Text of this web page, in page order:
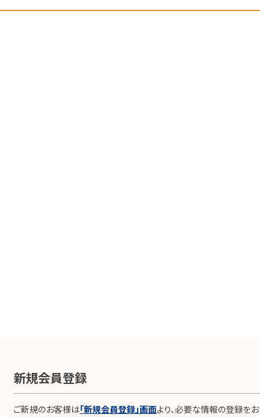
新規会員登録
ご新規のお客様は「新規会員登録」画面より、必要な情報の登録をお